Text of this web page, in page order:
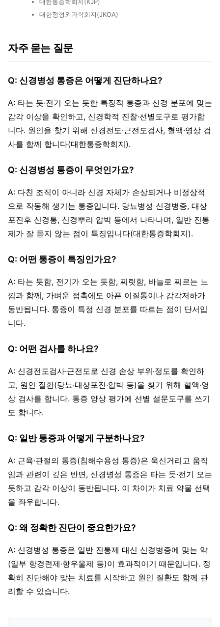
대한정형외과학회지(JKOA)
자주 묻는 질문
Q: 신경병성 통증은 어떻게 진단하나요?
A: 타는 듯·전기 오는 듯한 특징적 통증과 신경 분포에 맞는
감각 이상을 확인하고, 신경학적 진찰·선별도구로 평가합
니다. 원인을 찾기 위해 신경전도·근전도검사, 혈액·영상 검
사를 함께 합니다(대한통증학회지).
Q: 신경병성 통증이 무엇인가요?
A: 다친 조직이 아니라 신경 자체가 손상되거나 비정상적
으로 작동해 생기는 통증입니다. 당뇨병성 신경병증, 대상
포진후 신경통, 신경뿌리 압박 등에서 나타나며, 일반 진통
제가 잘 듣지 않는 점이 특징입니다(대한통증학회지).
Q: 어떤 통증이 특징인가요?
A: 타는 듯함, 전기가 오는 듯함, 찌릿함, 바늘로 찌르는 느
낌과 함께, 가벼운 접촉에도 아픈 이질통이나 감각저하가
동반됩니다. 통증이 특정 신경 분포를 따르는 점이 단서입
니다.
Q: 어떤 검사를 하나요?
A: 신경전도검사·근전도로 신경 손상 부위·정도를 확인하
고, 원인 질환(당뇨·대상포진·압박 등)을 찾기 위해 혈액·영
상 검사를 합니다. 통증 양상 평가에 선별 설문도구를 쓰기
도 합니다.
Q: 일반 통증과 어떻게 구분하나요?
A: 근육·관절의 통증(침해수용성 통증)은 욱신거리고 움직
임과 관련이 깊은 반면, 신경병성 통증은 타는 듯·전기 오는
듯하고 감각 이상이 동반됩니다. 이 차이가 치료 약물 선택
을 좌우합니다.
Q: 왜 정확한 진단이 중요한가요?
A: 신경병성 통증은 일반 진통제 대신 신경병증에 맞는 약
(일부 항경련제·항우울제 등)이 효과적이기 때문입니다. 정
확히 진단해야 맞는 치료를 시작하고 원인 질환도 함께 관
리할 수 있습니다.